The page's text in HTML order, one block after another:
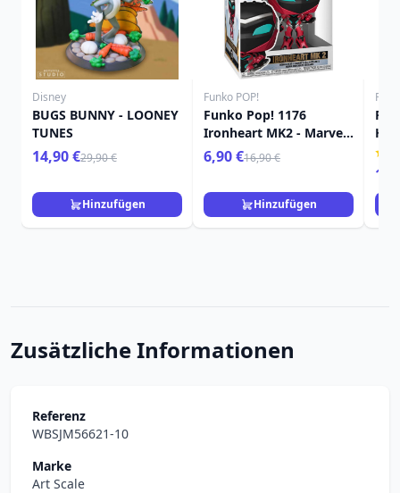
Disney
BUGS BUNNY - LOONEY
TUNES
14,90 €29,90 €
Hinzufügen
Funko POP!
Funko Pop! 1176
Ironheart MK2 - Marvel
Black Panther Wakanda
Forever
6,90 €16,90 €
Hinzufügen
Zusätzliche Informationen
Referenz
WBSJM56621-10
Marke
Art Scale